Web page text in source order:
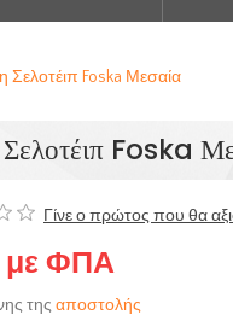
Σελοτέιπ Foska Μεσαία
Foska
Γίνε ο πρώτος που θα
με ΦΠΑ
της αποστολής